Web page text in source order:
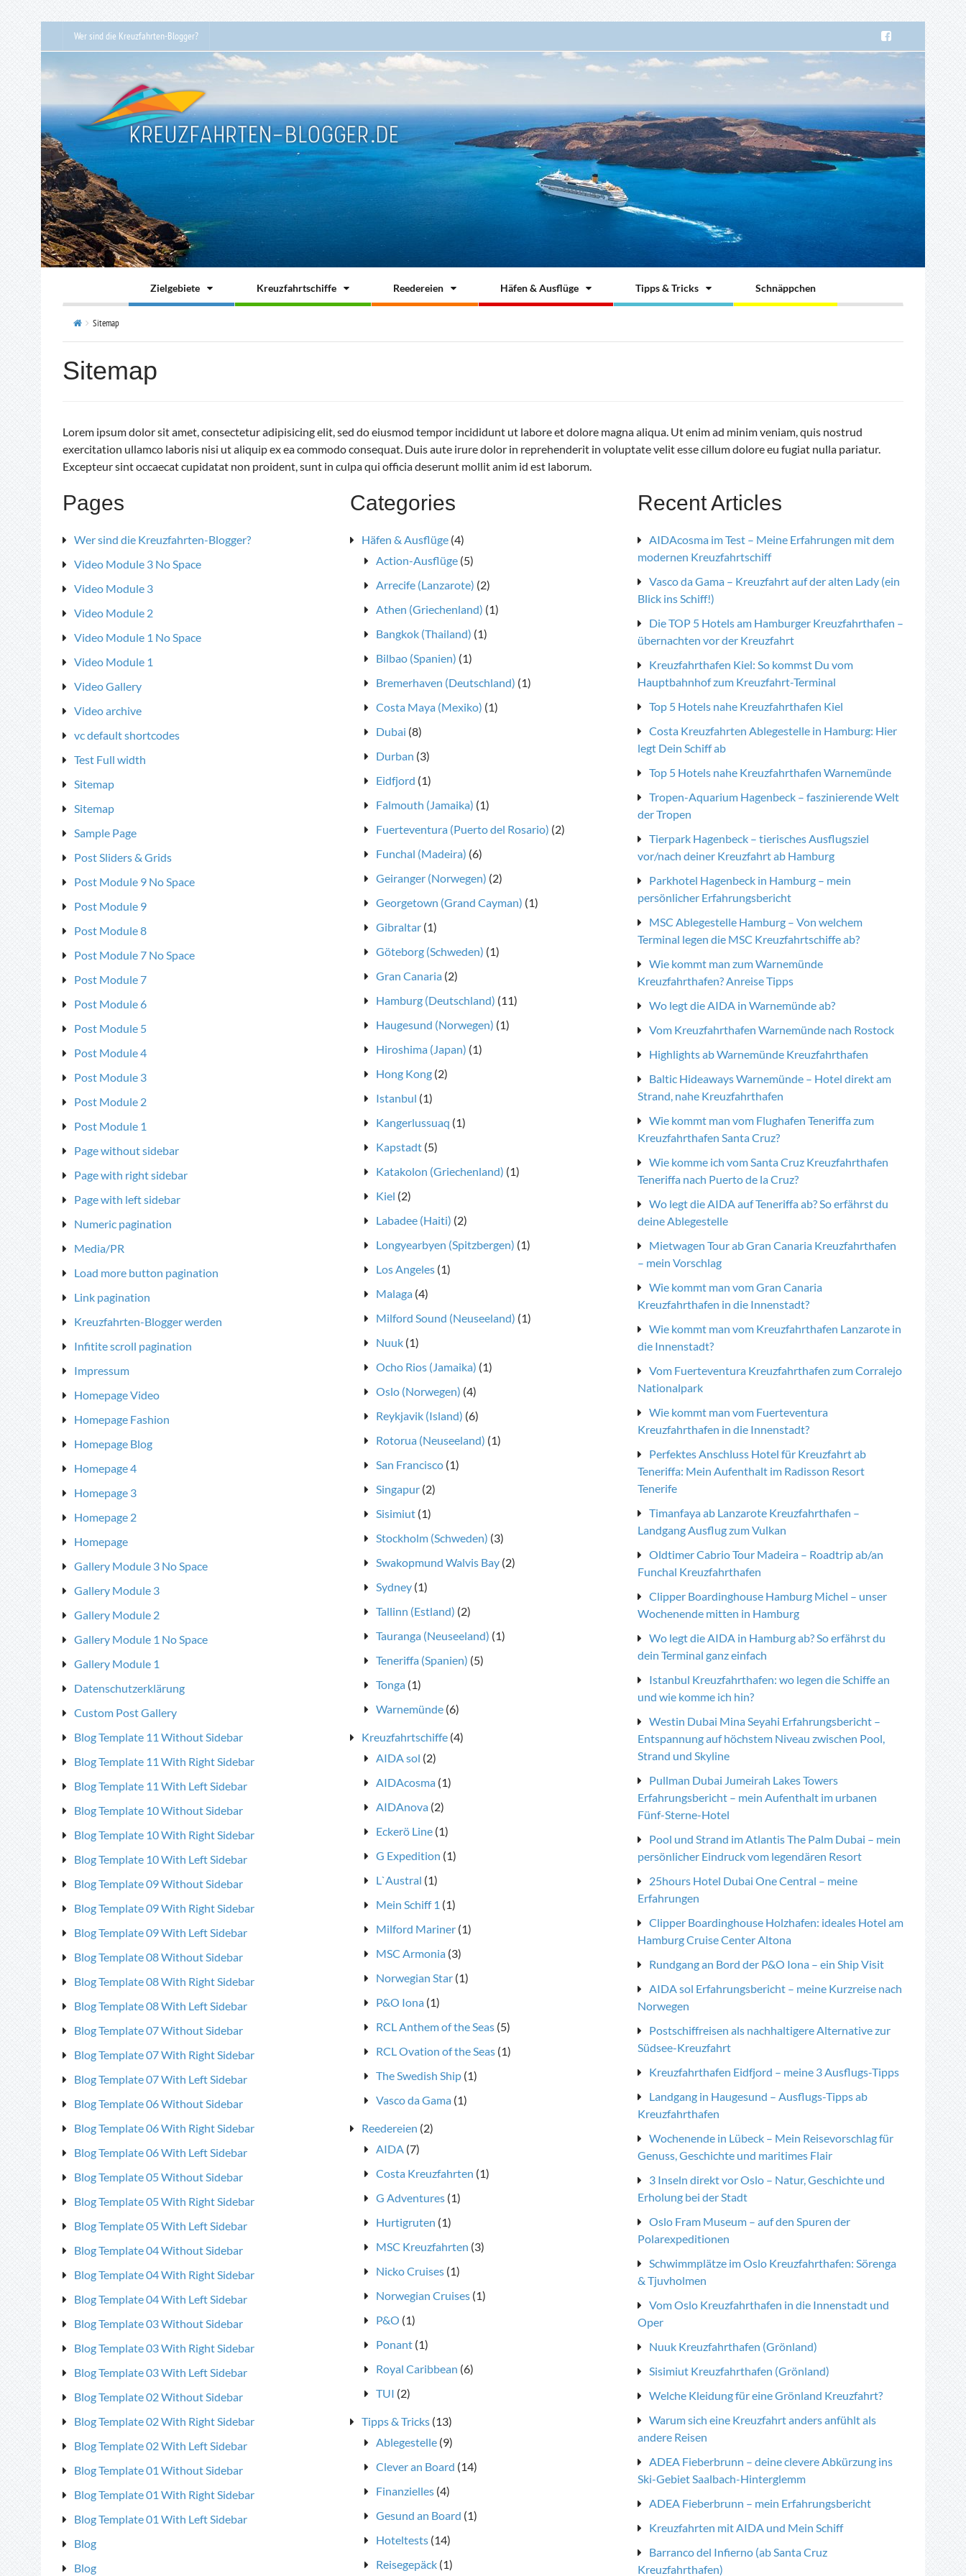
Wer sind die Kreuzfahrten-Blogger?
Zielgebiete Kreuzfahrtschiffe Reedereien Häfen & Ausflüge Tipps & Tricks Schnäppchen
Sitemap
Sitemap
Lorem ipsum dolor sit amet, consectetur adipisicing elit, sed do eiusmod tempor incididunt ut labore et dolore magna aliqua. Ut enim ad minim veniam, quis nostrud
exercitation ullamco laboris nisi ut aliquip ex ea commodo consequat. Duis aute irure dolor in reprehenderit in voluptate velit esse cillum dolore eu fugiat nulla pariatur.
Excepteur sint occaecat cupidatat non proident, sunt in culpa qui officia deserunt mollit anim id est laborum.
Pages
Wer sind die Kreuzfahrten-Blogger?
Video Module 3 No Space
Video Module 3
Video Module 2
Video Module 1 No Space
Video Module 1
Video Gallery
Video archive
vc default shortcodes
Test Full width
Sitemap
Sitemap
Sample Page
Post Sliders & Grids
Post Module 9 No Space
Post Module 9
Post Module 8
Post Module 7 No Space
Post Module 7
Post Module 6
Post Module 5
Post Module 4
Post Module 3
Post Module 2
Post Module 1
Page without sidebar
Page with right sidebar
Page with left sidebar
Numeric pagination
Media/PR
Load more button pagination
Link pagination
Kreuzfahrten-Blogger werden
Infitite scroll pagination
Impressum
Homepage Video
Homepage Fashion
Homepage Blog
Homepage 4
Homepage 3
Homepage 2
Homepage
Gallery Module 3 No Space
Gallery Module 3
Gallery Module 2
Gallery Module 1 No Space
Gallery Module 1
Datenschutzerklärung
Custom Post Gallery
Blog Template 11 Without Sidebar
Blog Template 11 With Right Sidebar
Blog Template 11 With Left Sidebar
Blog Template 10 Without Sidebar
Blog Template 10 With Right Sidebar
Blog Template 10 With Left Sidebar
Blog Template 09 Without Sidebar
Blog Template 09 With Right Sidebar
Blog Template 09 With Left Sidebar
Blog Template 08 Without Sidebar
Blog Template 08 With Right Sidebar
Blog Template 08 With Left Sidebar
Blog Template 07 Without Sidebar
Blog Template 07 With Right Sidebar
Blog Template 07 With Left Sidebar
Blog Template 06 Without Sidebar
Blog Template 06 With Right Sidebar
Blog Template 06 With Left Sidebar
Blog Template 05 Without Sidebar
Blog Template 05 With Right Sidebar
Blog Template 05 With Left Sidebar
Blog Template 04 Without Sidebar
Blog Template 04 With Right Sidebar
Blog Template 04 With Left Sidebar
Blog Template 03 Without Sidebar
Blog Template 03 With Right Sidebar
Blog Template 03 With Left Sidebar
Blog Template 02 Without Sidebar
Blog Template 02 With Right Sidebar
Blog Template 02 With Left Sidebar
Blog Template 01 Without Sidebar
Blog Template 01 With Right Sidebar
Blog Template 01 With Left Sidebar
Blog
Blog
Categories
Häfen & Ausflüge (4)
Action-Ausflüge (5)
Arrecife (Lanzarote) (2)
Athen (Griechenland) (1)
Bangkok (Thailand) (1)
Bilbao (Spanien) (1)
Bremerhaven (Deutschland) (1)
Costa Maya (Mexiko) (1)
Dubai (8)
Durban (3)
Eidfjord (1)
Falmouth (Jamaika) (1)
Fuerteventura (Puerto del Rosario) (2)
Funchal (Madeira) (6)
Geiranger (Norwegen) (2)
Georgetown (Grand Cayman) (1)
Gibraltar (1)
Göteborg (Schweden) (1)
Gran Canaria (2)
Hamburg (Deutschland) (11)
Haugesund (Norwegen) (1)
Hiroshima (Japan) (1)
Hong Kong (2)
Istanbul (1)
Kangerlussuaq (1)
Kapstadt (5)
Katakolon (Griechenland) (1)
Kiel (2)
Labadee (Haiti) (2)
Longyearbyen (Spitzbergen) (1)
Los Angeles (1)
Malaga (4)
Milford Sound (Neuseeland) (1)
Nuuk (1)
Ocho Rios (Jamaika) (1)
Oslo (Norwegen) (4)
Reykjavik (Island) (6)
Rotorua (Neuseeland) (1)
San Francisco (1)
Singapur (2)
Sisimiut (1)
Stockholm (Schweden) (3)
Swakopmund Walvis Bay (2)
Sydney (1)
Tallinn (Estland) (2)
Tauranga (Neuseeland) (1)
Teneriffa (Spanien) (5)
Tonga (1)
Warnemünde (6)
Kreuzfahrtschiffe (4)
AIDA sol (2)
AIDAcosma (1)
AIDAnova (2)
Eckerö Line (1)
G Expedition (1)
L`Austral (1)
Mein Schiff 1 (1)
Milford Mariner (1)
MSC Armonia (3)
Norwegian Star (1)
P&O Iona (1)
RCL Anthem of the Seas (5)
RCL Ovation of the Seas (1)
The Swedish Ship (1)
Vasco da Gama (1)
Reedereien (2)
AIDA (7)
Costa Kreuzfahrten (1)
G Adventures (1)
Hurtigruten (1)
MSC Kreuzfahrten (3)
Nicko Cruises (1)
Norwegian Cruises (1)
P&O (1)
Ponant (1)
Royal Caribbean (6)
TUI (2)
Tipps & Tricks (13)
Ablegestelle (9)
Clever an Board (14)
Finanzielles (4)
Gesund an Board (1)
Hoteltests (14)
Reisegepäck (1)
Recent Articles
AIDAcosma im Test – Meine Erfahrungen mit dem
modernen Kreuzfahrtschiff
Vasco da Gama – Kreuzfahrt auf der alten Lady (ein
Blick ins Schiff!)
Die TOP 5 Hotels am Hamburger Kreuzfahrthafen –
übernachten vor der Kreuzfahrt
Kreuzfahrthafen Kiel: So kommst Du vom
Hauptbahnhof zum Kreuzfahrt-Terminal
Top 5 Hotels nahe Kreuzfahrthafen Kiel
Costa Kreuzfahrten Ablegestelle in Hamburg: Hier
legt Dein Schiff ab
Top 5 Hotels nahe Kreuzfahrthafen Warnemünde
Tropen-Aquarium Hagenbeck – faszinierende Welt
der Tropen
Tierpark Hagenbeck – tierisches Ausflugsziel
vor/nach deiner Kreuzfahrt ab Hamburg
Parkhotel Hagenbeck in Hamburg – mein
persönlicher Erfahrungsbericht
MSC Ablegestelle Hamburg – Von welchem
Terminal legen die MSC Kreuzfahrtschiffe ab?
Wie kommt man zum Warnemünde
Kreuzfahrthafen? Anreise Tipps
Wo legt die AIDA in Warnemünde ab?
Vom Kreuzfahrthafen Warnemünde nach Rostock
Highlights ab Warnemünde Kreuzfahrthafen
Baltic Hideaways Warnemünde – Hotel direkt am
Strand, nahe Kreuzfahrthafen
Wie kommt man vom Flughafen Teneriffa zum
Kreuzfahrthafen Santa Cruz?
Wie komme ich vom Santa Cruz Kreuzfahrthafen
Teneriffa nach Puerto de la Cruz?
Wo legt die AIDA auf Teneriffa ab? So erfährst du
deine Ablegestelle
Mietwagen Tour ab Gran Canaria Kreuzfahrthafen
– mein Vorschlag
Wie kommt man vom Gran Canaria
Kreuzfahrthafen in die Innenstadt?
Wie kommt man vom Kreuzfahrthafen Lanzarote in
die Innenstadt?
Vom Fuerteventura Kreuzfahrthafen zum Corralejo
Nationalpark
Wie kommt man vom Fuerteventura
Kreuzfahrthafen in die Innenstadt?
Perfektes Anschluss Hotel für Kreuzfahrt ab
Teneriffa: Mein Aufenthalt im Radisson Resort
Tenerife
Timanfaya ab Lanzarote Kreuzfahrthafen –
Landgang Ausflug zum Vulkan
Oldtimer Cabrio Tour Madeira – Roadtrip ab/an
Funchal Kreuzfahrthafen
Clipper Boardinghouse Hamburg Michel – unser
Wochenende mitten in Hamburg
Wo legt die AIDA in Hamburg ab? So erfährst du
dein Terminal ganz einfach
Istanbul Kreuzfahrthafen: wo legen die Schiffe an
und wie komme ich hin?
Westin Dubai Mina Seyahi Erfahrungsbericht –
Entspannung auf höchstem Niveau zwischen Pool,
Strand und Skyline
Pullman Dubai Jumeirah Lakes Towers
Erfahrungsbericht – mein Aufenthalt im urbanen
Fünf-Sterne-Hotel
Pool und Strand im Atlantis The Palm Dubai – mein
persönlicher Eindruck vom legendären Resort
25hours Hotel Dubai One Central – meine
Erfahrungen
Clipper Boardinghouse Holzhafen: ideales Hotel am
Hamburg Cruise Center Altona
Rundgang an Bord der P&O Iona – ein Ship Visit
AIDA sol Erfahrungsbericht – meine Kurzreise nach
Norwegen
Postschiffreisen als nachhaltigere Alternative zur
Südsee-Kreuzfahrt
Kreuzfahrthafen Eidfjord – meine 3 Ausflugs-Tipps
Landgang in Haugesund – Ausflugs-Tipps ab
Kreuzfahrthafen
Wochenende in Lübeck – Mein Reisevorschlag für
Genuss, Geschichte und maritimes Flair
3 Inseln direkt vor Oslo – Natur, Geschichte und
Erholung bei der Stadt
Oslo Fram Museum – auf den Spuren der
Polarexpeditionen
Schwimmplätze im Oslo Kreuzfahrthafen: Sörenga
& Tjuvholmen
Vom Oslo Kreuzfahrthafen in die Innenstadt und
Oper
Nuuk Kreuzfahrthafen (Grönland)
Sisimiut Kreuzfahrthafen (Grönland)
Welche Kleidung für eine Grönland Kreuzfahrt?
Warum sich eine Kreuzfahrt anders anfühlt als
andere Reisen
ADEA Fieberbrunn – deine clevere Abkürzung ins
Ski-Gebiet Saalbach-Hinterglemm
ADEA Fieberbrunn – mein Erfahrungsbericht
Kreuzfahrten mit AIDA und Mein Schiff
Barranco del Infierno (ab Santa Cruz
Kreuzfahrthafen)